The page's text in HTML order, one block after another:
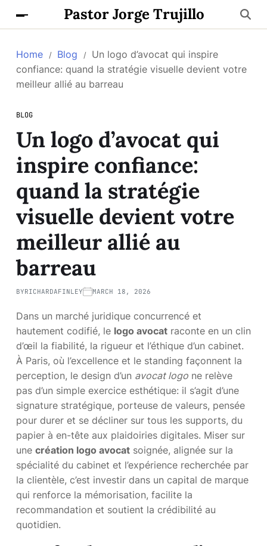
Pastor Jorge Trujillo
Home Blog
Un logo d’avocat qui inspire
confiance: quand la stratégie visuelle devient votre
meilleur allié au barreau
BLOG
Un logo d’avocat qui
inspire confiance:
quand la stratégie
visuelle devient votre
meilleur allié au
barreau
BYRICHARDAFINLEY MARCH 18, 2026
Dans un marché juridique concurrencé et
hautement codifié, le logo avocat raconte en un clin
d’œil la fiabilité, la rigueur et l’éthique d’un cabinet.
À Paris, où l’excellence et le standing façonnent la
perception, le design d’un avocat logo ne relève
pas d’un simple exercice esthétique: il s’agit d’une
signature stratégique, porteuse de valeurs, pensée
pour durer et se décliner sur tous les supports, du
papier à en-tête aux plaidoiries digitales. Miser sur
une création logo avocat soignée, alignée sur la
spécialité du cabinet et l’expérience recherchée par
la clientèle, c’est investir dans un capital de marque
qui renforce la mémorisation, facilite la
recommandation et soutient la crédibilité au
quotidien.